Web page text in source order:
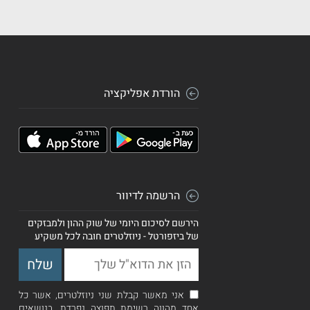
הורדת אפליקציה
הרשמה לדיוור
הירשם לסיכום היומי של שוק ההון ולמבזקים
של ביזפורטל - ניוזלטרים חובה לכל משקיע
אני מאשר קבלת שני ניוזלטרים, אשר כל